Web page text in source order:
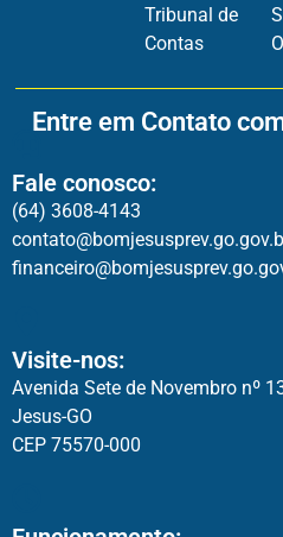
Tribunal de
Contas
Entre em Contato
Fale conosco:
(64) 3608-4143
Visite-nos:
Avenida Sete de Novembro nº
Jesus-GO
CEP 75570-000